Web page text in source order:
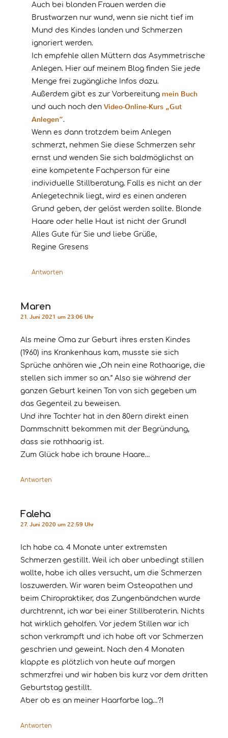
Auch bei blonden Frauen werden die
Brustwarzen nur wund, wenn sie nicht tief im
Mund des Kindes landen und Schmerzen
ignoriert werden.
Ich empfehle allen Müttern das Asymmetrische
Anlegen. Hier auf meinem Blog finden Sie jede
Menge frei zugängliche Infos dazu.
Außerdem gibt es zur Vorbereitung mein Buch
und auch noch den Video-Online-Kurs „Gut
Anlegen“.
Wenn es dann trotzdem beim Anlegen
schmerzt, nehmen Sie diese Schmerzen sehr
ernst und wenden Sie sich baldmöglichst an
eine kompetente Fachperson für eine
individuelle Stillberatung. Falls es nicht an der
Anlegetechnik liegt, wird es einen anderen
Grund geben, der gelöst werden sollte. Blonde
Haare oder helle Haut ist nicht der Grund!
Alles Gute für Sie und liebe Grüße,
Regine Gresens
Antworten
Maren
21. Juni 2021 um 23:06 Uhr
Als meine Oma zur Geburt ihres ersten Kindes
(1960) ins Krankenhaus kam, musste sie sich
Sprüche anhören wie „Oh nein eine Rothaarige, die
stellen sich immer so an.“ Also sie während der
ganzen Geburt keinen Ton von sich gegeben um
das Gegenteil zu beweisen.
Und ihre Tochter hat in den 80ern direkt einen
Dammschnitt bekommen mit der Begründung,
dass sie rothhaarig ist.
Zum Glück habe ich braune Haare…
Antworten
Faleha
27. Juni 2020 um 22:59 Uhr
Ich habe ca. 4 Monate unter extremsten
Schmerzen gestillt. Weil ich aber unbedingt stillen
wollte, habe ich alles versucht, um die Schmerzen
loszuwerden. Wir waren beim Osteopathen und
beim Chiropraktiker, das Zungenbändchen wurde
durchtrennt, ich war bei einer Stillberaterin. Nichts
hat wirklich geholfen. Vor jedem Stillen war ich
schon verkrampft und ich habe oft vor Schmerzen
geschrien und geweint. Nach den 4 Monaten
klappte es plötzlich von heute auf morgen
schmerzfrei und wir haben bis kurz vor dem dritten
Geburtstag gestillt.
Aber ob es an meiner Haarfarbe lag…?!
Antworten